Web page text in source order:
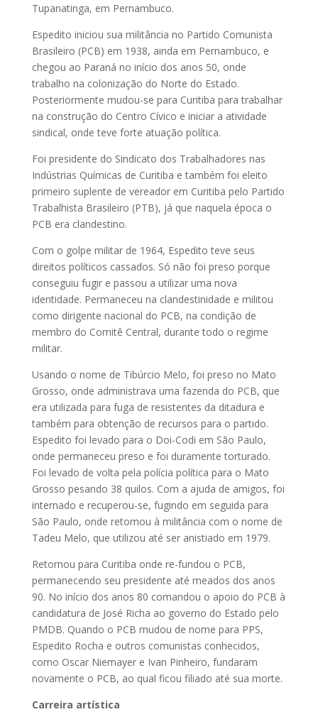
Tupanatinga, em Pernambuco.
Espedito iniciou sua militância no Partido Comunista
Brasileiro (PCB) em 1938, ainda em Pernambuco, e
chegou ao Paraná no início dos anos 50, onde
trabalho na colonização do Norte do Estado.
Posteriormente mudou-se para Curitiba para trabalhar
na construção do Centro Cívico e iniciar a atividade
sindical, onde teve forte atuação política.
Foi presidente do Sindicato dos Trabalhadores nas
Indústrias Químicas de Curitiba e também foi eleito
primeiro suplente de vereador em Curitiba pelo Partido
Trabalhista Brasileiro (PTB), já que naquela época o
PCB era clandestino.
Com o golpe militar de 1964, Espedito teve seus
direitos políticos cassados. Só não foi preso porque
conseguiu fugir e passou a utilizar uma nova
identidade. Permaneceu na clandestinidade e militou
como dirigente nacional do PCB, na condição de
membro do Comitê Central, durante todo o regime
militar.
Usando o nome de Tibúrcio Melo, foi preso no Mato
Grosso, onde administrava uma fazenda do PCB, que
era utilizada para fuga de resistentes da ditadura e
também para obtenção de recursos para o partido.
Espedito foi levado para o Doi-Codi em São Paulo,
onde permaneceu preso e foi duramente torturado.
Foi levado de volta pela polícia política para o Mato
Grosso pesando 38 quilos. Com a ajuda de amigos, foi
internado e recuperou-se, fugindo em seguida para
São Paulo, onde retomou à militância com o nome de
Tadeu Melo, que utilizou até ser anistiado em 1979.
Retornou para Curitiba onde re-fundou o PCB,
permanecendo seu presidente até meados dos anos
90. No início dos anos 80 comandou o apoio do PCB à
candidatura de José Richa ao governo do Estado pelo
PMDB. Quando o PCB mudou de nome para PPS,
Espedito Rocha e outros comunistas conhecidos,
como Oscar Niemayer e Ivan Pinheiro, fundaram
novamente o PCB, ao qual ficou filiado até sua morte.
Carreira artística